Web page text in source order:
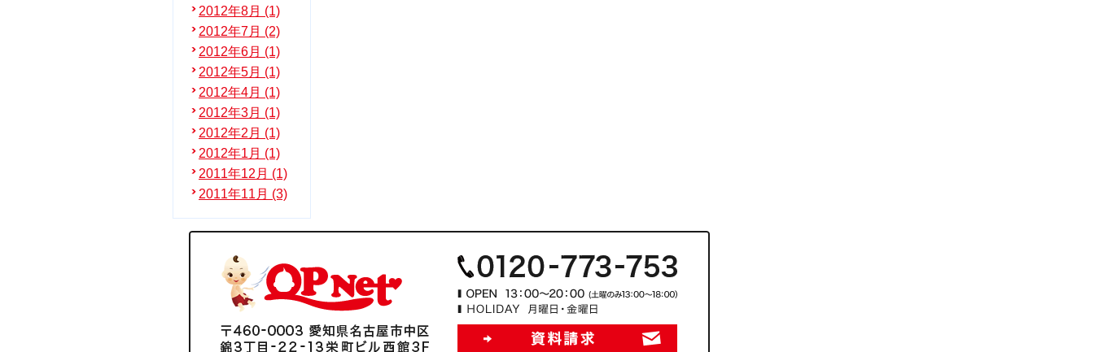
2012年8月 (1)
2012年7月 (2)
2012年6月 (1)
2012年5月 (1)
2012年4月 (1)
2012年3月 (1)
2012年2月 (1)
2012年1月 (1)
2011年12月 (1)
2011年11月 (3)